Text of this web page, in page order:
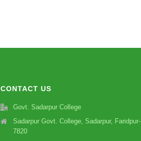
CONTACT US
Govt. Sadarpur College
Sadarpur Govt. College, Sadarpur, Faridpur-
7820